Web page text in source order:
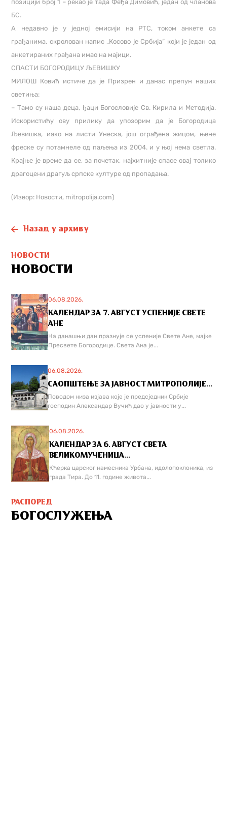
позицији број 1 – рекао је тада Феђа Димовић, један од чланова
БС.
А недавно је у једној емисији на РТС, током анкете са
грађанима, скролован напис „Косово је Србија“ који је један од
анкетираних грађана имао на мајици.
СПАСТИ БОГОРОДИЦУ ЉЕВИШКУ
МИЛОШ Ковић истиче да је Призрен и данас препун наших
светиња:
– Тамо су наша деца, ђаци Богословије Св. Кирила и Методија.
Искористићу ову прилику да упозорим да је Богородица
Љевишка, иако на листи Унеска, још ограђена жицом, њене
фреске су потамнеле од паљења из 2004. и у њој нема светла.
Крајње је време да се, за почетак, најхитније спасе овај толико
драгоцени драгуљ српске културе од пропадања.
(Извор: Новости, mitropolija.com)
Назад у архиву
НОВОСТИ
НОВОСТИ
06.08.2026.
КАЛЕНДАР ЗА 7. АВГУСТ УСПЕНИЈЕ СВЕТЕ
АНЕ
На данашњи дан празнује се успеније Свете Ане, мајке
Пресвете Богородице. Света Ана је...
06.08.2026.
САОПШТЕЊЕ ЗА ЈАВНОСТ МИТРОПОЛИЈЕ...
Поводом низа изјава које је предсједник Србије
господин Александар Вучић дао у јавности у...
06.08.2026.
КАЛЕНДАР ЗА 6. АВГУСТ СВЕТА
ВЕЛИКОМУЧЕНИЦА...
Кћерка царског намесника Урбана, идолопоклоника, из
града Тира. До 11. године живота...
РАСПОРЕД
БОГОСЛУЖЕЊА